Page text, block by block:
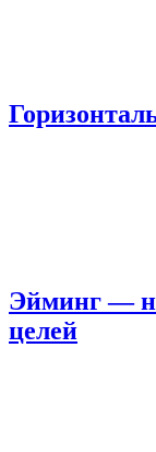
Эйминг —
целей